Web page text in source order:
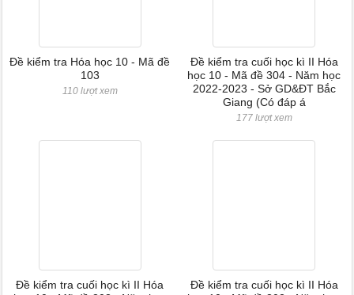
Đề kiểm tra Hóa học 10 - Mã đề
103
110 lượt xem
Đề kiểm tra cuối học kì II Hóa
học 10 - Mã đề 304 - Năm học
2022-2023 - Sở GD&ĐT Bắc
Giang (Có đáp á
177 lượt xem
Đề kiểm tra cuối học kì II Hóa
Đề kiểm tra cuối học kì II Hóa